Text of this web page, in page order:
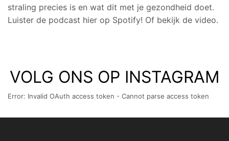
straling precies is en wat dit met je gezondheid doet.
Luister de podcast hier op Spotify! Of bekijk de video.
VOLG ONS OP INSTAGRAM
Error: Invalid OAuth access token - Cannot parse access token